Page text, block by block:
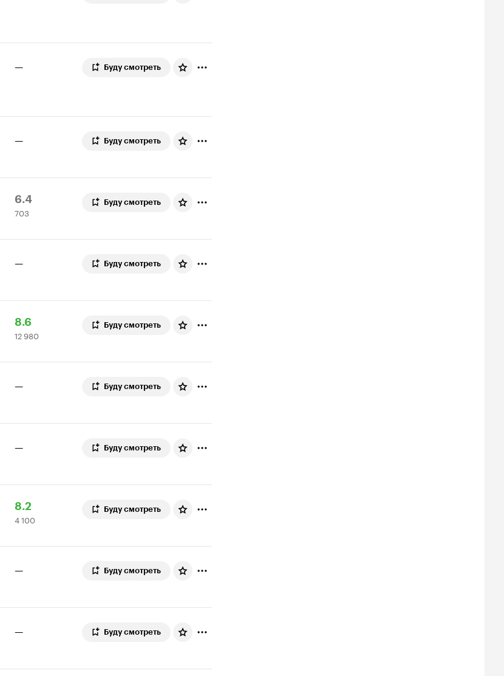
— Буду смотреть
— Буду смотреть
Рейтинг
Кинопоиска
6.4
703
оценки
703
Буду смотреть
— Буду смотреть
Рейтинг
Кинопоиска
8.6
12
980
12 980
Буду смотреть
— Буду смотреть
— Буду смотреть
Рейтинг
Кинопоиска
8.2
4
100
4 100
Буду смотреть
— Буду смотреть
— Буду смотреть